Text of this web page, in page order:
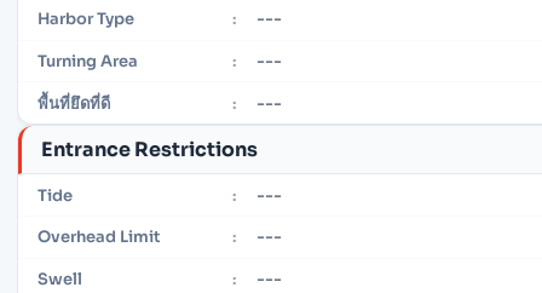
Harbor Type : ---
Turning Area : ---
พื้นที่ยึดที่ดี : ---
Entrance Restrictions
Tide : ---
Overhead Limit : ---
Swell : ---